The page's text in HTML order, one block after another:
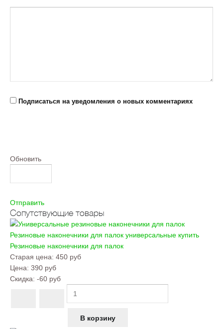
Подписаться на уведомления о новых комментариях
Обновить
Отправить
Сопутствующие товары
Резиновые наконечники для палок универсальные купить
Резиновые наконечники для палок
Старая цена: 450 руб
Цена: 390 руб
Скидка: -60 руб